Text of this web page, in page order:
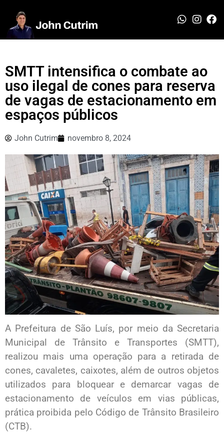
SMTT intensifica o combate ao
uso ilegal de cones para reserva
de vagas de estacionamento em
espaços públicos
John Cutrim novembro 8, 2024
A Prefeitura de São Luís, por meio da Secretaria
Municipal de Trânsito e Transportes (SMTT),
realizou mais uma operação para a retirada de
cones, cavaletes, caixotes, além de outros objetos
utilizados para bloquear e demarcar vagas de
estacionamento de veículos em vias públicas,
prática proibida pelo Código de Trânsito Brasileiro
(CTB).